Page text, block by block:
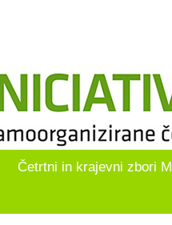
Četrtni in krajevni zbori